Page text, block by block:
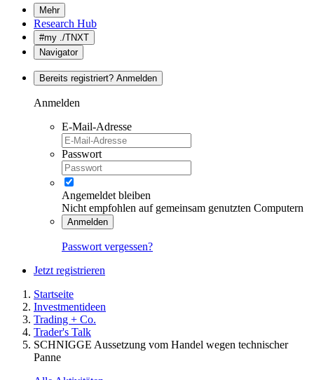
Mehr
Research Hub
#my ./TNXT
Navigator
Bereits registriert? Anmelden
Anmelden
E-Mail-Adresse
Passwort
Angemeldet bleiben
Nicht empfohlen auf gemeinsam genutzten Computern
Anmelden
Passwort vergessen?
Jetzt registrieren
Startseite
Investmentideen
Trading + Co.
Trader's Talk
SCHNIGGE Aussetzung vom Handel wegen technischer
Panne